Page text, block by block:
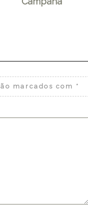
marcados com *